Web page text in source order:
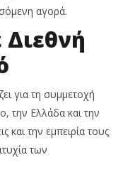
αγορά.
για τη συμμετοχή
την Ελλάδα και την
και την εμπειρία τους
των